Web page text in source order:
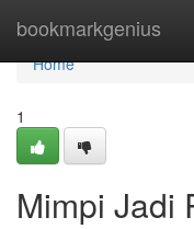
bookmarkgenius
Home
Home
1
Mimpi Jadi